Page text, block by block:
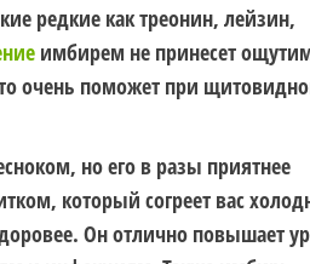
редкие как треонин, лейзин,
имбирем не принесет
очень поможет при
но его в разы приятнее
который согреет вас
Он отлично повышает